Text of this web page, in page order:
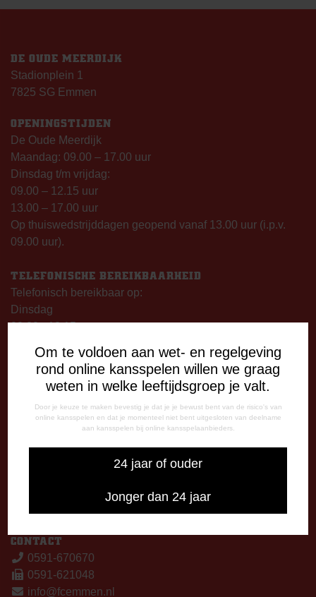
Om te voldoen aan wet- en regelgeving
rond online kansspelen willen we graag
weten in welke leeftijdsgroep je valt.
Door je keuze te maken bevestig je dat je je bewust bent van de risico's van
online kansspelen en dat je momenteel niet bent uitgesloten van deelname
aan kansspelen bij online kansspelaanbieders.
24 jaar of ouder
Jonger dan 24 jaar
DE OUDE MEERDIJK
Stadionplein 1
7825 SG Emmen
OPENINGSTIJDEN
De Oude Meerdijk
Maandag: 09.00 – 17.00 uur
Dinsdag t/m vrijdag:
09.00 – 12.15 uur
13.00 – 17.00 uur
Op thuiswedstrijddagen geopend vanaf 13.00 uur (i.p.v.
09.00 uur).
TELEFONISCHE BEREIKBAARHEID
Telefonisch bereikbaar op:
Dinsdag
09:00 - 12:15 uur
Woensdag
13:00 - 17:00 uur
09:00 - 12:15 uur
13:00 - 17:00 uur
Op thuiswedstrijddagen bereikbaar vanaf 13:00 - 20:00 uur
CONTACT
0591-670670
0591-621048
info@fcemmen.nl